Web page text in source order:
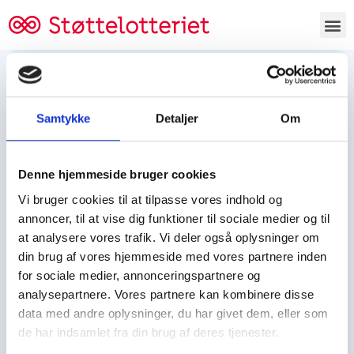
Samtykke Detaljer Om
Denne hjemmeside bruger cookies
Vi bruger cookies til at tilpasse vores indhold og
annoncer, til at vise dig funktioner til sociale medier og til
at analysere vores trafik. Vi deler også oplysninger om
din brug af vores hjemmeside med vores partnere inden
for sociale medier, annonceringspartnere og
analysepartnere. Vores partnere kan kombinere disse
data med andre oplysninger, du har givet dem, eller som
de har indsamlet fra din brug af deres tjenester.
Tjen penge og støt
Tjen penge til:
Spejdere/spejdergruppen/FDF’ere, m.fl.
Kontor
Tjenpengeogstoet.dk
Ejby Industrivej 91
DK – 2600 Glostrup
CVR: 19347508